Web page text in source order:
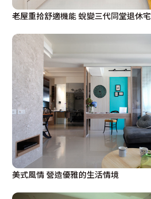
老屋重拾舒適機能 蛻變三代同堂退休宅
美式風情 營造優雅的生活情境